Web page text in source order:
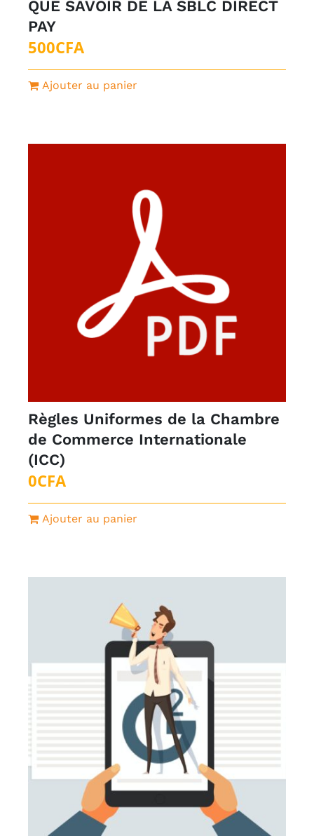
QUE SAVOIR DE LA SBLC DIRECT
PAY
500CFA
Ajouter au panier
Règles Uniformes de la Chambre
de Commerce Internationale
(ICC)
0CFA
Ajouter au panier